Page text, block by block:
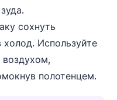
сохнуть
Используйте
полотенцем.